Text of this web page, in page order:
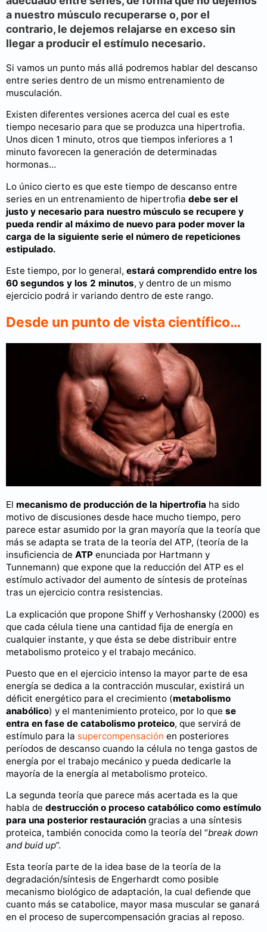
a nuestro músculo recuperarse o, por el
contrario, le dejemos relajarse en exceso sin
llegar a producir el estímulo necesario.
Si vamos un punto más allá podremos hablar del descanso
entre series dentro de un mismo entrenamiento de
musculación.
Existen diferentes versiones acerca del cual es este
tiempo necesario para que se produzca una hipertrofia.
Unos dicen 1 minuto, otros que tiempos inferiores a 1
minuto favorecen la generación de determinadas
hormonas…
Lo único cierto es que este tiempo de descanso entre
series en un entrenamiento de hipertrofia debe ser el
justo y necesario para nuestro músculo se recupere y
pueda rendir al máximo de nuevo para poder mover la
carga de la siguiente serie el número de repeticiones
estipulado.
Este tiempo, por lo general, estará comprendido entre los
60 segundos y los 2 minutos, y dentro de un mismo
ejercicio podrá ir variando dentro de este rango.
Desde un punto de vista científico…
El mecanismo de producción de la hipertrofia ha sido
motivo de discusiones desde hace mucho tiempo, pero
parece estar asumido por la gran mayoría que la teoría que
más se adapta se trata de la teoría del ATP, (teoría de la
insuficiencia de ATP enunciada por Hartmann y
Tunnemann) que expone que la reducción del ATP es el
estímulo activador del aumento de síntesis de proteínas
tras un ejercicio contra resistencias.
La explicación que propone Shiff y Verhoshansky (2000) es
que cada célula tiene una cantidad fija de energía en
cualquier instante, y que ésta se debe distribuir entre
metabolismo proteico y el trabajo mecánico.
Puesto que en el ejercicio intenso la mayor parte de esa
energía se dedica a la contracción muscular, existirá un
déficit energético para el crecimiento (metabolismo
anabólico) y el mantenimiento proteico, por lo que se
entra en fase de catabolismo proteico, que servirá de
estímulo para la supercompensación en posteriores
períodos de descanso cuando la célula no tenga gastos de
energía por el trabajo mecánico y pueda dedicarle la
mayoría de la energía al metabolismo proteico.
La segunda teoría que parece más acertada es la que
habla de destrucción o proceso catabólico como estímulo
para una posterior restauración gracias a una síntesis
proteica, también conocida como la teoría del “break down
and buid up”.
Esta teoría parte de la idea base de la teoría de la
degradación/síntesis de Engerhardt como posible
mecanismo biológico de adaptación, la cual defiende que
cuanto más se catabolice, mayor masa muscular se ganará
en el proceso de supercompensación gracias al reposo.